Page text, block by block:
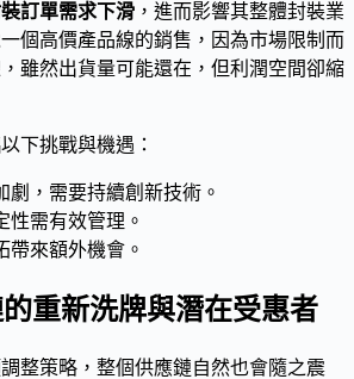
訂單需求下滑 ，進而影響其整體封裝業
一個高價產品線的銷售，因為市場限制而
雖然出貨量可能還在，但利潤空間卻縮
下挑戰與機遇：
劇，需要持續創新技術。
性需有效管理。
帶來額外機會。
重新洗牌與潛在受惠者
整策略，整個供應鏈自然也會隨之震